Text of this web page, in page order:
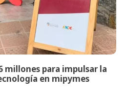
millones para impulsar la
en mipymes